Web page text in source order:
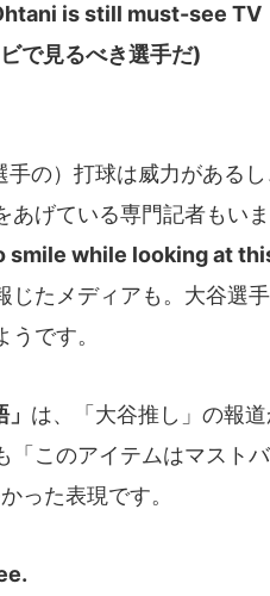
is still must-see TV
で見るべき選手だ)
の）打球は威力がある
あげている専門記者もい
smile while looking at
じたメディアも。大谷選
です。
は、「大谷推し」の報道
「このアイテムはマスト
った表現です。